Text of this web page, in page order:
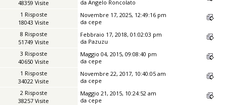
48359 Visite
da Angelo Roncolato
1 Risposte
18043 Visite
Novembre 17, 2025, 12:49:16 pm
da cepe
8 Risposte
51749 Visite
Febbraio 17, 2018, 01:02:03 pm
da Pazuzu
3 Risposte
40650 Visite
Maggio 04, 2015, 09:08:40 pm
da cepe
1 Risposte
34022 Visite
Novembre 22, 2017, 10:40:05 am
da cepe
2 Risposte
38257 Visite
Maggio 21, 2015, 10:24:52 am
da cepe